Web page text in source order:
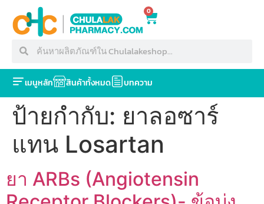
0
เมนูหลัก สินค้าทั้งหมด บทความ
ป้ายกำกับ: ยาลอซาร์
แทน Losartan
ยา ARBs (Angiotensin